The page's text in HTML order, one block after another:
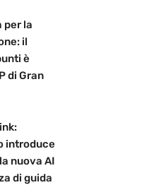
per la
il
è
di Gran
introduce
nuova AI
di guida